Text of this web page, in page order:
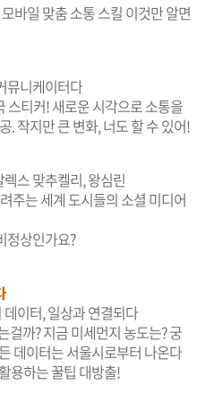
바일 맞춤 소통 스킬 이것만 알면
뮤니케이터다
스티커! 새로운 시각으로 소통을
. 작지만 큰 변화, 너도 할 수 있어!
스 맞추켈리, 왕심린
주는 세계 도시들의 소셜 미디어
정상인가요?
이터, 일상과 연결되다
걸까? 지금 미세먼지 농도는? 궁
데이터는 서울시로부터 나온다
용하는 꿀팁 대방출!